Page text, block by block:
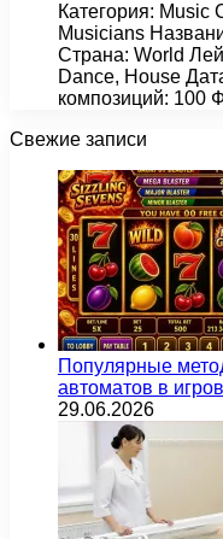
Категория: Music
Musicians
Страна: World
Dance, House
композиций: 100
Свежие записи
Популярные
автоматов в
29.06.2026